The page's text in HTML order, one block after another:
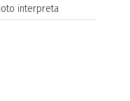
interpreta